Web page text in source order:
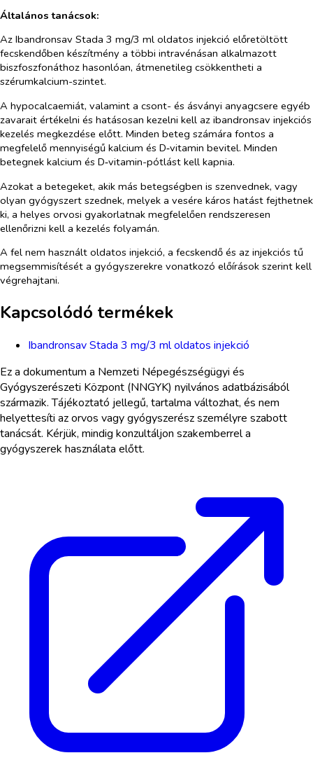
Általános tanácsok:
Az Ibandronsav Stada 3 mg/3 ml oldatos injekció előretöltött
fecskendőben készítmény a többi intravénásan alkalmazott
biszfoszfonáthoz hasonlóan, átmenetileg csökkentheti a
szérumkalcium-szintet.
A hypocalcaemiát, valamint a csont- és ásványi anyagcsere egyéb
zavarait értékelni és hatásosan kezelni kell az ibandronsav injekciós
kezelés megkezdése előtt. Minden beteg számára fontos a
megfelelő mennyiségű kalcium és D‑vitamin bevitel. Minden
betegnek kalcium és D‑vitamin-pótlást kell kapnia.
Azokat a betegeket, akik más betegségben is szenvednek, vagy
olyan gyógyszert szednek, melyek a vesére káros hatást fejthetnek
ki, a helyes orvosi gyakorlatnak megfelelően rendszeresen
ellenőrizni kell a kezelés folyamán.
A fel nem használt oldatos injekció, a fecskendő és az injekciós tű
megsemmisítését a gyógyszerekre vonatkozó előírások szerint kell
végrehajtani.
Kapcsolódó termékek
Ibandronsav Stada 3 mg/3 ml oldatos injekció
Ez a dokumentum a Nemzeti Népegészségügyi és
Gyógyszerészeti Központ (NNGYK) nyilvános adatbázisából
származik. Tájékoztató jellegű, tartalma változhat, és nem
helyettesíti az orvos vagy gyógyszerész személyre szabott
tanácsát. Kérjük, mindig konzultáljon szakemberrel a
gyógyszerek használata előtt.